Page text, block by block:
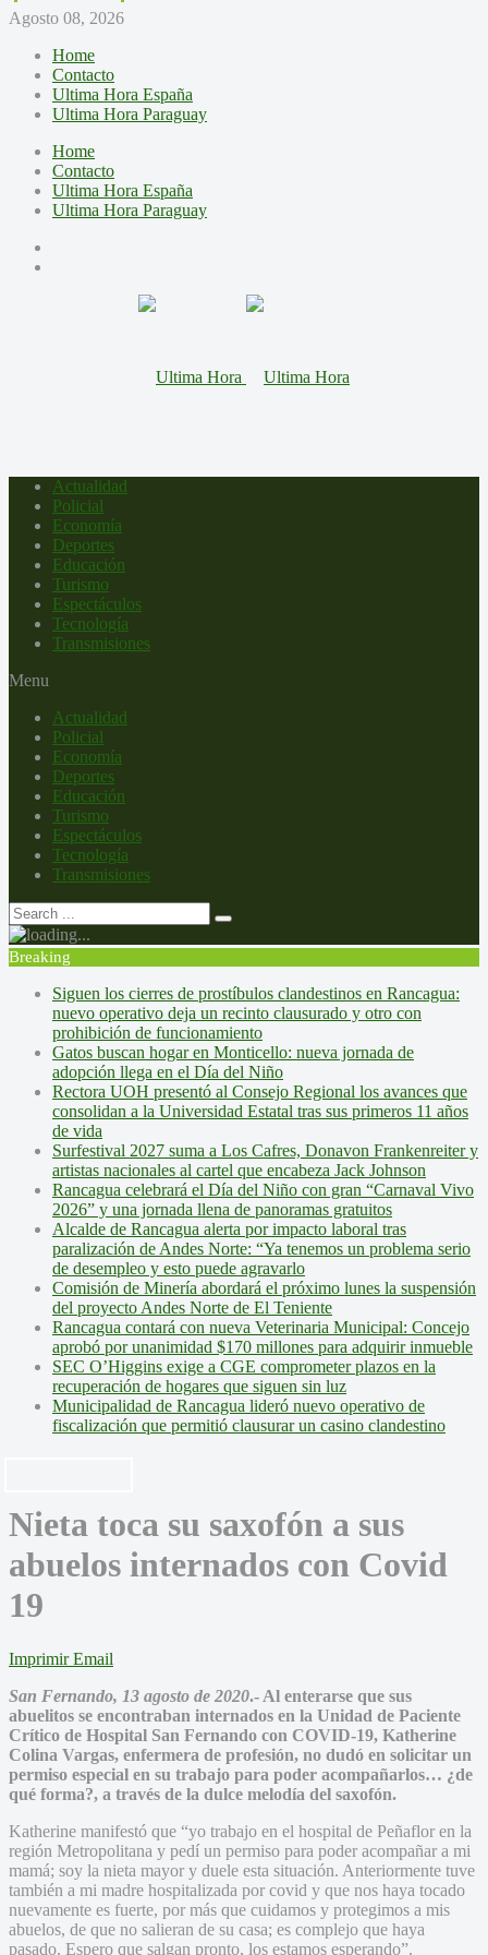
Agosto 08, 2026
Home
Contacto
Ultima Hora España
Ultima Hora Paraguay
Home
Contacto
Ultima Hora España
Ultima Hora Paraguay
Actualidad
Policial
Economía
Deportes
Educación
Turismo
Espectáculos
Tecnología
Transmisiones
Menu
Actualidad
Policial
Economía
Deportes
Educación
Turismo
Espectáculos
Tecnología
Transmisiones
Breaking
Siguen los cierres de prostíbulos clandestinos en Rancagua:
nuevo operativo deja un recinto clausurado y otro con
prohibición de funcionamiento
Gatos buscan hogar en Monticello: nueva jornada de
adopción llega en el Día del Niño
Rectora UOH presentó al Consejo Regional los avances que
consolidan a la Universidad Estatal tras sus primeros 11 años
de vida
Surfestival 2027 suma a Los Cafres, Donavon Frankenreiter y
artistas nacionales al cartel que encabeza Jack Johnson
Rancagua celebrará el Día del Niño con gran “Carnaval Vivo
2026” y una jornada llena de panoramas gratuitos
Alcalde de Rancagua alerta por impacto laboral tras
paralización de Andes Norte: “Ya tenemos un problema serio
de desempleo y esto puede agravarlo
Comisión de Minería abordará el próximo lunes la suspensión
del proyecto Andes Norte de El Teniente
Rancagua contará con nueva Veterinaria Municipal: Concejo
aprobó por unanimidad $170 millones para adquirir inmueble
SEC O’Higgins exige a CGE comprometer plazos en la
recuperación de hogares que siguen sin luz
Municipalidad de Rancagua lideró nuevo operativo de
fiscalización que permitió clausurar un casino clandestino
Nieta toca su saxofón a sus
abuelos internados con Covid
19
Imprimir Email
San Fernando, 13 agosto de 2020.- Al enterarse que sus
abuelitos se encontraban internados en la Unidad de Paciente
Crítico de Hospital San Fernando con COVID-19, Katherine
Colina Vargas, enfermera de profesión, no dudó en solicitar un
permiso especial en su trabajo para poder acompañarlos… ¿de
qué forma?, a través de la dulce melodía del saxofón.
Katherine manifestó que “yo trabajo en el hospital de Peñaflor en la
región Metropolitana y pedí un permiso para poder acompañar a mi
mamá; soy la nieta mayor y duele esta situación. Anteriormente tuve
también a mi madre hospitalizada por covid y que nos haya tocado
nuevamente es fuerte, por más que cuidamos y protegimos a mis
abuelos, de que no salieran de su casa; es complejo que haya
pasado. Espero que salgan pronto, los estamos esperando”.